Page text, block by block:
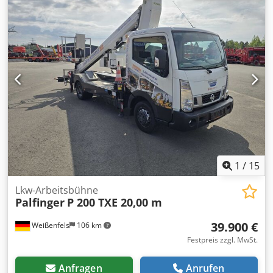
Allradantrieb, Allrad, inkl. Mwst. Dsdszl Evljpfx Adtewa
1 / 15
Weißenfels 106 km
Lkw-Arbeitsbühne
Palfinger P 200 TXE 20,00 m
39.900 €
Festpreis zzgl. MwSt.
Anfragen Anrufen